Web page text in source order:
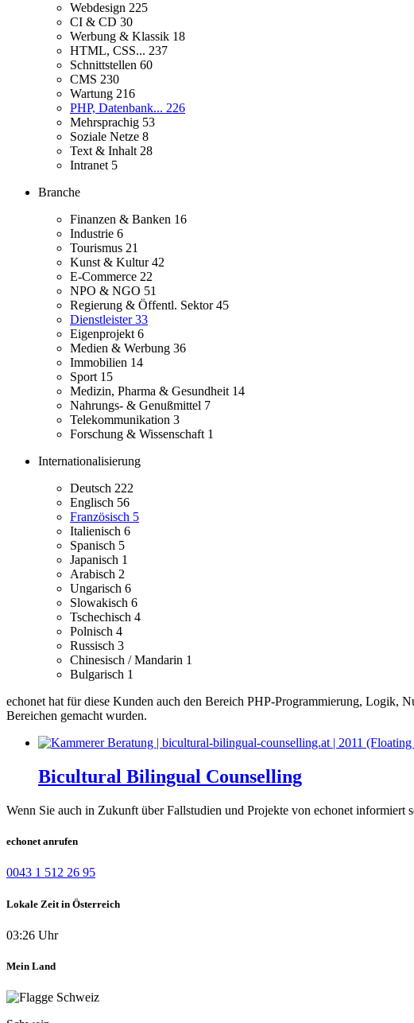
Webdesign 225
CI & CD 30
Werbung & Klassik 18
HTML, CSS... 237
Schnittstellen 60
CMS 230
Wartung 216
PHP, Datenbank... 226
Mehrsprachig 53
Soziale Netze 8
Text & Inhalt 28
Intranet 5
Branche
Finanzen & Banken 16
Industrie 6
Tourismus 21
Kunst & Kultur42
E-Commerce 22
NPO & NGO 51
Regierung & Öffentl. Sektor45
Dienstleister33
Eigenprojekt 6
Medien & Werbung 36
Immobilien 14
Sport 15
Medizin, Pharma & Gesundheit 14
Nahrungs- & Genußmittel 7
Telekommunikation 3
Forschung & Wissenschaft 1
Internationalisierung
Deutsch 222
Englisch 56
Französisch 5
Italienisch 6
Spanisch 5
Japanisch 1
Arabisch 2
Ungarisch 6
Slowakisch 6
Tschechisch 4
Polnisch 4
Russisch 3
Chinesisch / Mandarin 1
Bulgarisch 1
echonet hat für diese Kunden auch den Bereich PHP-Programmierung, Logik,
Bereichen gemacht wurden.
Bicultural Bilingual Counselling
Wenn Sie auch in Zukunft über Fallstudien und Projekte von echonet informiert
echonet anrufen
0043 1 512 26 95
Lokale Zeit in Österreich
03:26 Uhr
Mein Land